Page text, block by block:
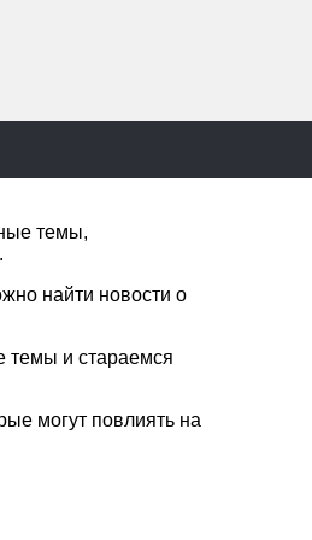
темы,
найти новости о
темы и стараемся
могут повлиять на